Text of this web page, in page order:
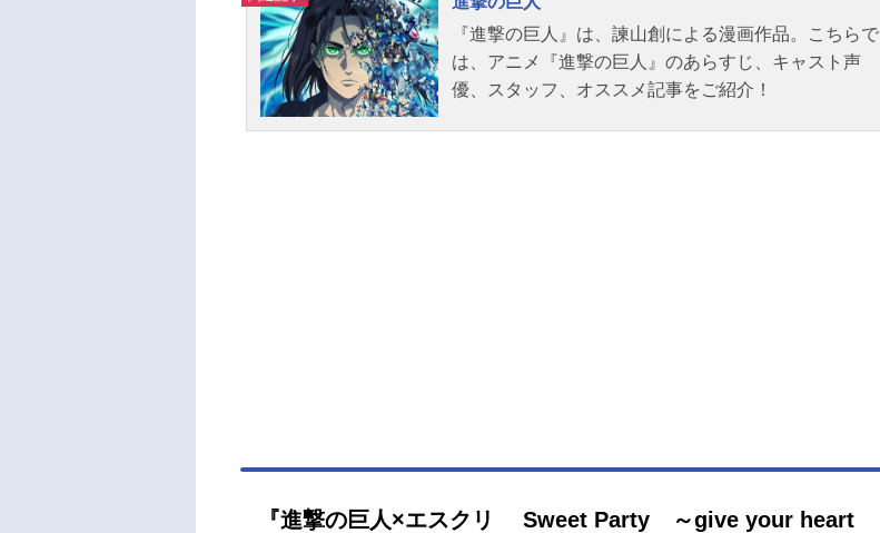
『進撃の巨人』は、諫山創による漫画作品。こちらで
は、アニメ『進撃の巨人』のあらすじ、キャスト声
優、スタッフ、オススメ記事をご紹介！
『進撃の巨人×エスクリ Sweet Party ～give your heart